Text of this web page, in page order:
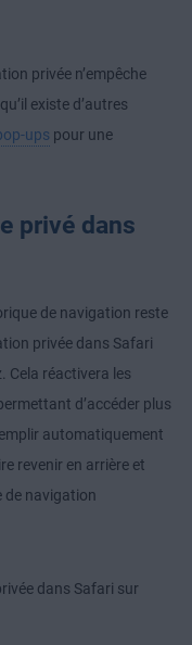
privée n’empêche
existe d’autres
ups pour une
privé dans
de navigation reste
privée dans Safari
Cela réactivera les
d’accéder plus
automatiquement
revenir en arrière et
de navigation
dans Safari sur